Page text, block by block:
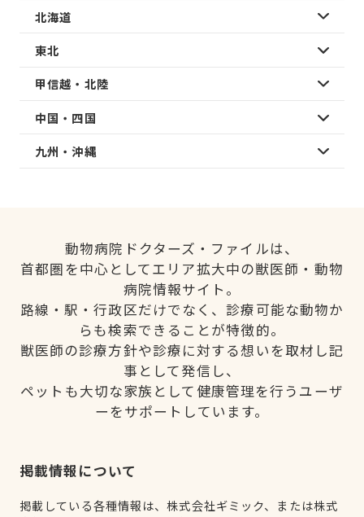
北海道
東北
甲信越・北陸
中国・四国
九州・沖縄
動物病院ドクターズ・ファイルは、
首都圏を中心としてエリア拡大中の獣医師・動物
病院情報サイト。
路線・駅・行政区だけでなく、診療可能な動物か
らも検索できることが特徴的。
獣医師の診療方針や診療に対する想いを取材し記
事として発信し、
ペットも大切な家族として健康管理を行うユーザ
ーをサポートしています。
掲載情報について
掲載している各種情報は、株式会社ギミック、または株式